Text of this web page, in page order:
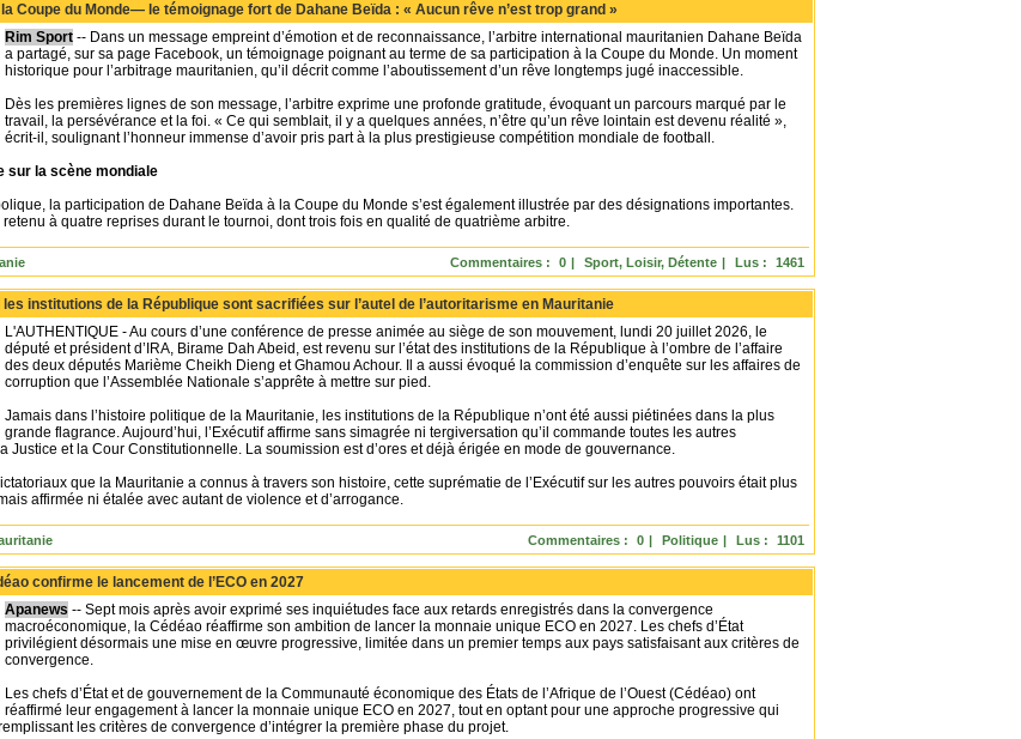
Coupe du Monde— le témoignage fort de Dahane Beïda : « Aucun rêve n’est trop grand »
Rim Sport -- Dans un message empreint d’émotion et de reconnaissance, l’arbitre international mauritanien Dahane Beïda
a partagé, sur sa page Facebook, un témoignage poignant au terme de sa participation à la Coupe du Monde. Un moment
historique pour l’arbitrage mauritanien, qu’il décrit comme l’aboutissement d’un rêve longtemps jugé inaccessible.
Dès les premières lignes de son message, l’arbitre exprime une profonde gratitude, évoquant un parcours marqué par le
travail, la persévérance et la foi. « Ce qui semblait, il y a quelques années, n’être qu’un rêve lointain est devenu réalité »,
écrit-il, soulignant l’honneur immense d’avoir pris part à la plus prestigieuse compétition mondiale de football.
sur la scène mondiale
la participation de Dahane Beïda à la Coupe du Monde s’est également illustrée par des désignations importantes.
retenu à quatre reprises durant le tournoi, dont trois fois en qualité de quatrième arbitre.
Lus : 1461
Sport, Loisir, Détente |
Commentaires : 0 |
les institutions de la République sont sacrifiées sur l’autel de l’autoritarisme en Mauritanie
L'AUTHENTIQUE - Au cours d’une conférence de presse animée au siège de son mouvement, lundi 20 juillet 2026, le
député et président d’IRA, Birame Dah Abeid, est revenu sur l’état des institutions de la République à l’ombre de l’affaire
des deux députés Marième Cheikh Dieng et Ghamou Achour. Il a aussi évoqué la commission d’enquête sur les affaires de
corruption que l’Assemblée Nationale s’apprête à mettre sur pied.
Jamais dans l’histoire politique de la Mauritanie, les institutions de la République n’ont été aussi piétinées dans la plus
grande flagrance. Aujourd’hui, l’Exécutif affirme sans simagrée ni tergiversation qu’il commande toutes les autres
Justice et la Cour Constitutionnelle. La soumission est d’ores et déjà érigée en mode de gouvernance.
que la Mauritanie a connus à travers son histoire, cette suprématie de l’Exécutif sur les autres pouvoirs était plus
affirmée ni étalée avec autant de violence et d’arrogance.
Lus : 1101
Politique |
Commentaires : 0 |
confirme le lancement de l’ECO en 2027
Apanews -- Sept mois après avoir exprimé ses inquiétudes face aux retards enregistrés dans la convergence
macroéconomique, la Cédéao réaffirme son ambition de lancer la monnaie unique ECO en 2027. Les chefs d’État
privilégient désormais une mise en œuvre progressive, limitée dans un premier temps aux pays satisfaisant aux critères de
convergence.
Les chefs d’État et de gouvernement de la Communauté économique des États de l’Afrique de l’Ouest (Cédéao) ont
réaffirmé leur engagement à lancer la monnaie unique ECO en 2027, tout en optant pour une approche progressive qui
les critères de convergence d’intégrer la première phase du projet.